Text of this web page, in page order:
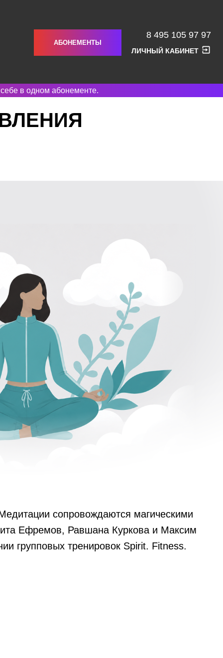
АБОНЕМЕНТЫ
8 495 105 97 97
ЛИЧНЫЙ КАБИНЕТ
в одном абонементе.
сопровождаются магическими
Ефремов, Равшана Куркова и Максим
групповых тренировок Spirit. Fitness.